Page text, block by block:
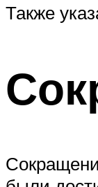
Также